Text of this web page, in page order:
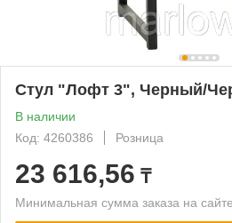
Стул "Лофт 3", Черный/
В наличии
Код: 4260386
Розница
23 616,56 ₸
Минимальная сумма заказа на